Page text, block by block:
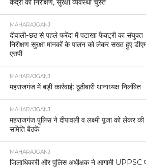
केंद्रों का निरीक्षण, सुरक्षा व्यवस्था चुस्त
MAHARAJGANJ
दीवाली-छठ से पहले फरेंदा में पटाखा फैक्ट्री का संयुक्त
निरीक्षण सुरक्षा मानकों के पालन को लेकर सख्त हुए
एसपी
MAHARAJGANJ
महराजगंज में बड़ी कार्रवाई: ठूठीबारी थानाध्यक्ष निलंबित
MAHARAJGANJ
महराजगंज पुलिस ने दीपावली व लक्ष्मी पूजा को लेकर की
समिति बैठकें
MAHARAJGANJ
जिलाधिकारी और पुलिस अधीक्षक ने आगामी UPPSC